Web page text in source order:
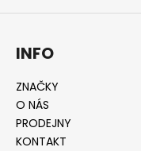
a
j
í
t
?
INFO
ZNAČKY
O NÁS
PRODEJNY
KONTAKT